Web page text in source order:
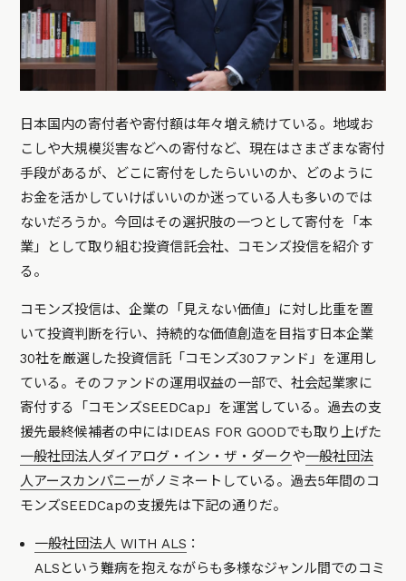
日本国内の寄付者や寄付額は年々増え続けている。地域お
こしや大規模災害などへの寄付など、現在はさまざまな寄付
手段があるが、どこに寄付をしたらいいのか、どのように
お金を活かしていけばいいのか迷っている人も多いのでは
ないだろうか。今回はその選択肢の一つとして寄付を「本
業」として取り組む投資信託会社、コモンズ投信を紹介す
る。
コモンズ投信は、企業の「見えない価値」に対し比重を置
いて投資判断を行い、持続的な価値創造を目指す日本企業
30社を厳選した投資信託「コモンズ30ファンド」を運用し
ている。そのファンドの運用収益の一部で、社会起業家に
寄付する「コモンズSEEDCap」を運営している。過去の支
援先最終候補者の中にはIDEAS FOR GOODでも取り上げた
一般社団法人ダイアログ・イン・ザ・ダークや一般社団法
人アースカンパニーがノミネートしている。過去5年間のコ
モンズSEEDCapの支援先は下記の通りだ。
一般社団法人 WITH ALS ：
ALSという難病を抱えながらも多様なジャンル間でのコミ